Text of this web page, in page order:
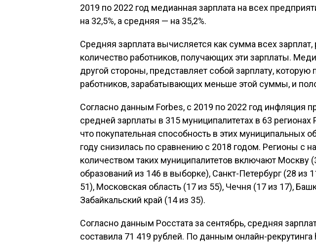
2019 по 2022 год медианная зарплата на всех
на 32,5%, а средняя — на 35,2%.
Средняя зарплата вычисляется как сумма всех зарплат,
количество работников, получающих эти зарплаты.
другой стороны, представляет собой зарплату, которую
работников, зарабатывающих меньше этой суммы, и
Согласно данным Forbes, с 2019 по 2022 год инфляция
средней зарплаты в 315 муниципалитетах в 63 регионах
что покупательная способность в этих муниципальных
году снизилась по сравнению с 2018 годом. Регионы с
количеством таких муниципалитетов включают Москву
образований из 146 в выборке), Санкт-Петербург (28 из
51), Московская область (17 из 55), Чечня (17 из 17),
Забайкальский край (14 из 35).
Согласно данным Росстата за сентябрь, средняя
составила 71 419 рублей. По данным онлайн-рекрутинга